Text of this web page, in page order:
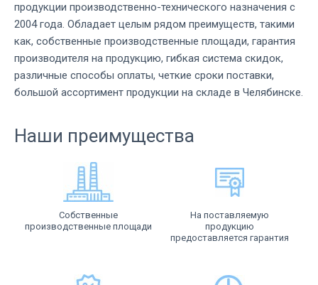
продукции производственно-технического назначения с
2004 года. Обладает целым рядом преимуществ, такими
как, собственные производственные площади, гарантия
производителя на продукцию, гибкая система скидок,
различные способы оплаты, четкие сроки поставки,
большой ассортимент продукции на складе в Челябинске.
Наши преимущества
Собственные
производственные площади
На поставляемую
продукцию
предоставляется гарантия